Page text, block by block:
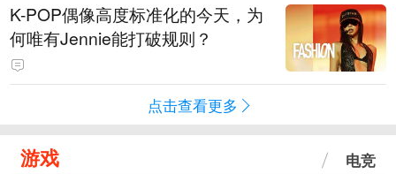
K-POP偶像高度标准化的今天，为
何唯有Jennie能打破规则？
点击查看更多
游戏 电竞